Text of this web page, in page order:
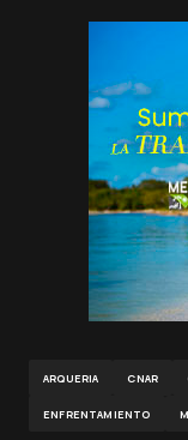
ARQUERIA CNAR
ENFRENTAMIENTO